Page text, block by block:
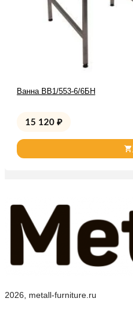
Ванна ВВ1/553-6/6БН
15 120 ₽
2026, metall-furniture.ru